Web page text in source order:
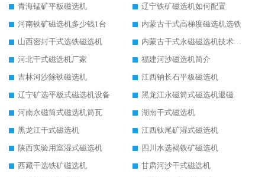
青海锰矿平板磁选机
辽宁铁矿磁选机如何配置
河南铁矿磁选机多少钱1台
内蒙古干式高梯度磁选机选铁
山西密封干式选铁磁选机
内蒙古干式永磁磁选机技术要求
河北干式磁选机厂家
福建河沙磁选机简介
吉林河沙除铁磁选机
江西钠长石平板磁选机
辽宁矿选平板式磁选机设备
黑龙江永磁筒式磁选机退磁
河南永磁筒式磁选机筒瓦
湖南干式磁选机
黑龙江干式磁选机
江西钛尾矿湿式磁选机
陕西实验用室湿式磁选机
四川水选褐铁矿磁选机
西藏干选铁矿磁选机
甘肃河沙干式磁选机